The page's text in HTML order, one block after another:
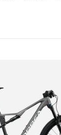
-ORBEA OIZ